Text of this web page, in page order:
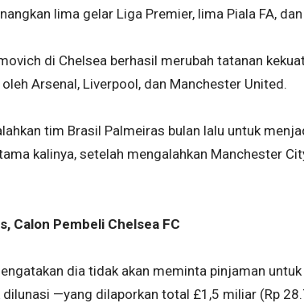
lima gelar Liga Premier, lima Piala FA,
di Chelsea berhasil merubah tatanan
Arsenal, Liverpool, dan Manchester United.
tim Brasil Palmeiras bulan lalu untuk
kalinya, setelah mengalahkan Manchester
Calon Pembeli Chelsea FC
dia tidak akan meminta pinjaman
—yang dilaporkan total £1,5 miliar (Rp